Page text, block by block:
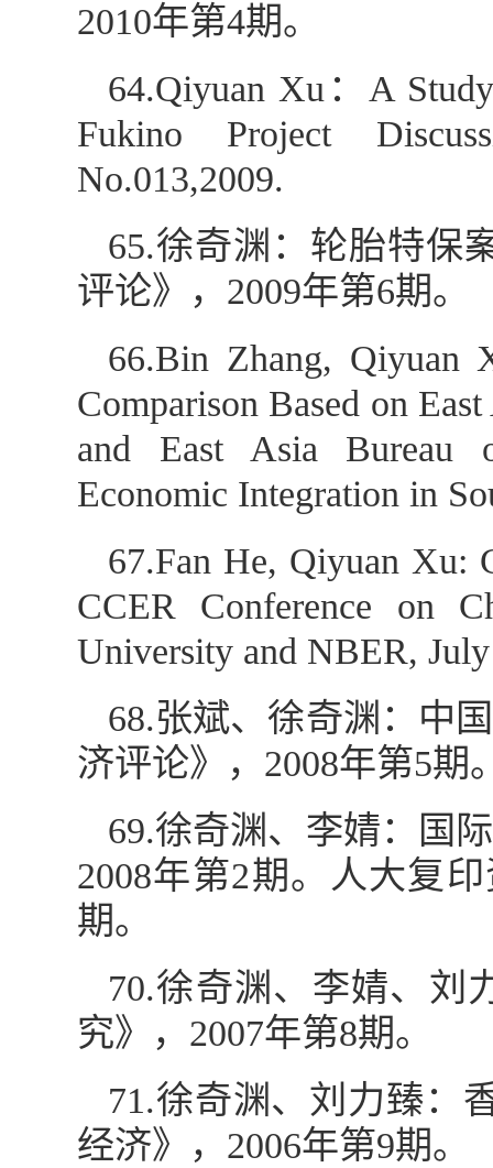
2010年第4期。
64.Qiyuan Xu：A
Fukino Project
No.013,2009.
65.徐奇渊：轮胎特保
评论》，2009年第6期。
66.Bin Zhang, Qiyuan
Comparison Based on
and East Asia Bureau
Economic Integration in
67.Fan He, Qiyuan Xu:
CCER Conference on
University and NBER,
68.张斌、徐奇渊：中
济评论》，2008年第5期
69.徐奇渊、李婧：国
2008年第2期。人大复
期。
70.徐奇渊、李婧、刘
究》，2007年第8期。
71.徐奇渊、刘力臻：
经济》，2006年第9期。